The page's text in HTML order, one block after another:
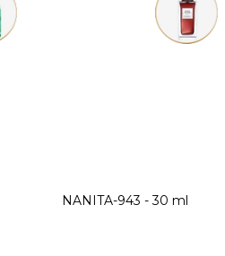
NANITA-943 - 30 ml